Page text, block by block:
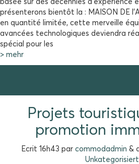
basée sur des décennies d’expérience
présenterons bientôt la : MAISON DE
en quantité limitée, cette merveille
avancées technologiques deviendra
spécial pour les
> mehr
Projets
promotion
Ecrit 16h43 par commodadmin &
Unkategorisiert